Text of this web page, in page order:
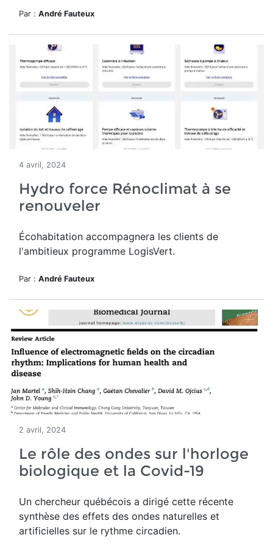
Par : André Fauteux
4 avril, 2024
Hydro force Rénoclimat à se
renouveler
Écohabitation accompagnera les clients de
l'ambitieux programme LogisVert.
Par : André Fauteux
2 avril, 2024
Le rôle des ondes sur l'horloge
biologique et la Covid-19
Un chercheur québécois a dirigé cette récente
synthèse des effets des ondes naturelles et
artificielles sur le rythme circadien.